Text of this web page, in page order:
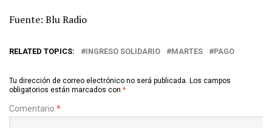
Fuente: Blu Radio
RELATED TOPICS: INGRESO SOLIDARIO MARTES PAGO
Tu dirección de correo electrónico no será publicada. Los campos
obligatorios están marcados con *
Comentario *